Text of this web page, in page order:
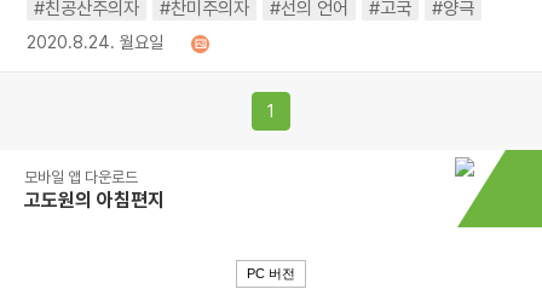
#친공산주의자
#찬미주의자 #선의 언어 #고국 #양극
2020.8.24. 월요일
1
모바일 앱 다운로드
고도원의 아침편지
PC 버전